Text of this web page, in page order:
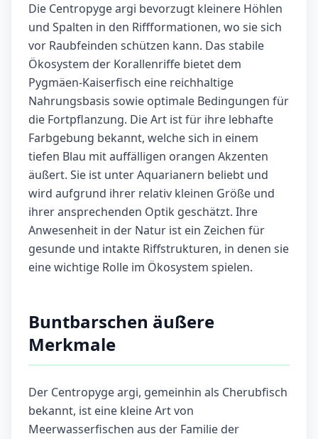
Die Centropyge argi bevorzugt kleinere Höhlen
und Spalten in den Riffformationen, wo sie sich
vor Raubfeinden schützen kann. Das stabile
Ökosystem der Korallenriffe bietet dem
Pygmäen-Kaiserfisch eine reichhaltige
Nahrungsbasis sowie optimale Bedingungen für
die Fortpflanzung. Die Art ist für ihre lebhafte
Farbgebung bekannt, welche sich in einem
tiefen Blau mit auffälligen orangen Akzenten
äußert. Sie ist unter Aquarianern beliebt und
wird aufgrund ihrer relativ kleinen Größe und
ihrer ansprechenden Optik geschätzt. Ihre
Anwesenheit in der Natur ist ein Zeichen für
gesunde und intakte Riffstrukturen, in denen sie
eine wichtige Rolle im Ökosystem spielen.
Buntbarschen äußere
Merkmale
Der Centropyge argi, gemeinhin als Cherubfisch
bekannt, ist eine kleine Art von
Meerwasserfischen aus der Familie der